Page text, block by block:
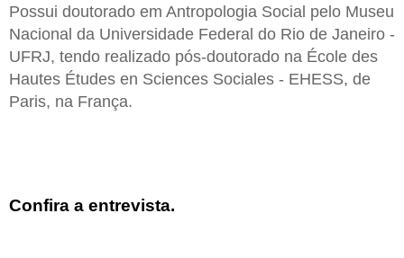
Possui doutorado em Antropologia Social pelo Museu
Nacional da Universidade Federal do Rio de Janeiro -
UFRJ, tendo realizado pós-doutorado na École des
Hautes Études en Sciences Sociales - EHESS, de
Paris, na França.
Confira a entrevista.